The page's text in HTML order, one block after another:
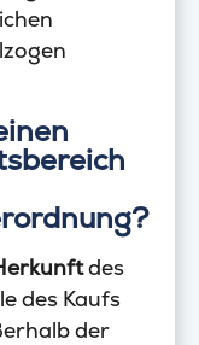
des
des Kaufs
der